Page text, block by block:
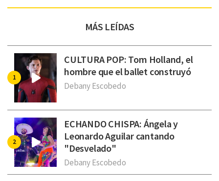
MÁS LEÍDAS
CULTURA POP: Tom Holland, el
hombre que el ballet construyó
Debany Escobedo
ECHANDO CHISPA: Ángela y
Leonardo Aguilar cantando
"Desvelado"
Debany Escobedo